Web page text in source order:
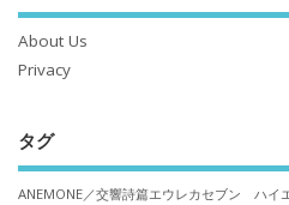
About Us
Privacy
タグ
ANEMONE／交響詩篇エウレカセブン ハイ